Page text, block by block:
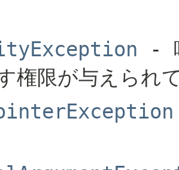
-
権限が与えられ